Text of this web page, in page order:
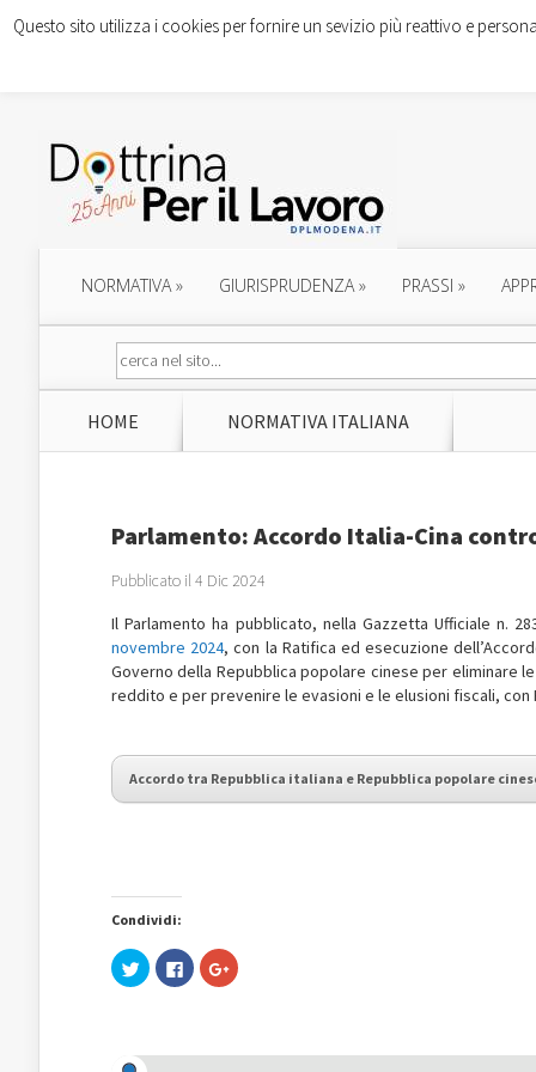
NORMATIVA» GIURISPRUDENZA» PRASSI »
HOME NORMATIVA ITALIANA
Parlamento: Accordo Italia-Cina
Pubblicato il 4 Dic 2024
Il Parlamento ha pubblicato, nella Gazzetta Ufficiale n.
novembre 2024, con la Ratifica ed esecuzione
Governo della Repubblica popolare cinese per eliminare
reddito e per prevenire le evasioni e le elusioni fiscali, con
Accordo tra Repubblica italiana e Repubblica popolare
Condividi:
Fai
clic
(Si
Fai
clic
Fai
clic
Questo sito utilizza i cookies per fornire un sevizio più reattivo e